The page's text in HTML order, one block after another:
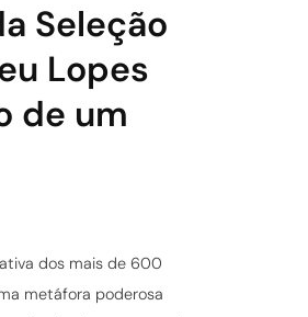
Seleção
Lopes
de um
dos mais de 600
metáfora poderosa